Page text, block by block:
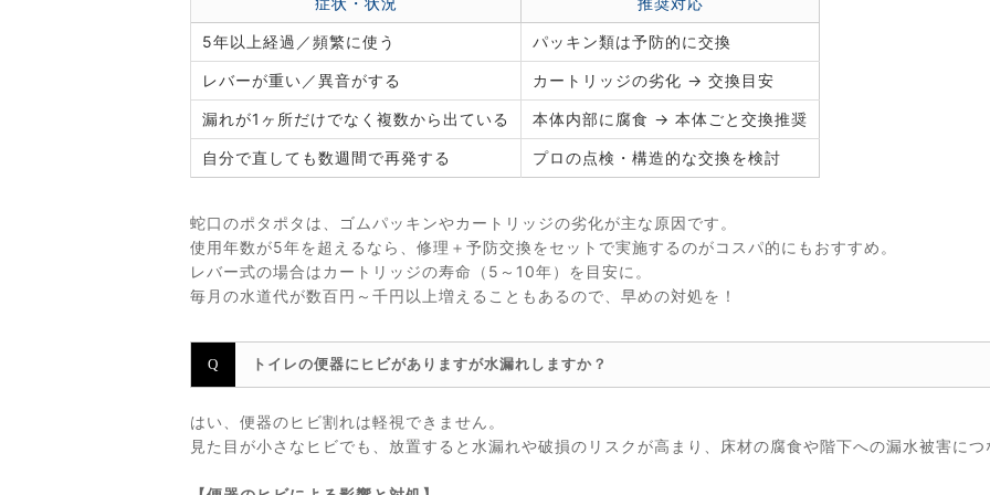
5年以上経過／頻繁に使う パッキン類は予防的に交換
レバーが重い／異音がする カートリッジの劣化 → 交換目安
漏れが1ヶ所だけでなく複数から出ている 本体内部に腐食 → 本体ごと交換推奨
自分で直しても数週間で再発する プロの点検・構造的な交換を検討
蛇口のポタポタは、ゴムパッキンやカートリッジの劣化が主な原因です。
使用年数が5年を超えるなら、修理＋予防交換をセットで実施するのがコスパ的にもおすすめ。
レバー式の場合はカートリッジの寿命（5～10年）を目安に。
毎月の水道代が数百円～千円以上増えることもあるので、早めの対処を！
トイレの便器にヒビがありますが水漏れしますか？
はい、便器のヒビ割れは軽視できません。
見た目が小さなヒビでも、放置すると水漏れや破損のリスクが高まり、床材の腐食や階下への漏水被害につ